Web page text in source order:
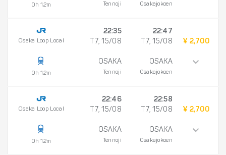
0h 12m Tennoji Osakajokoen
Osaka Loop Local
0h 12m
22:35
T7, 15/08
OSAKA
Tennoji
22:47
T7, 15/08
OSAKA
Osakajokoen
¥ 2,700
Osaka Loop Local
0h 12m
22:46
T7, 15/08
OSAKA
Tennoji
22:58
T7, 15/08
OSAKA
Osakajokoen
¥ 2,700